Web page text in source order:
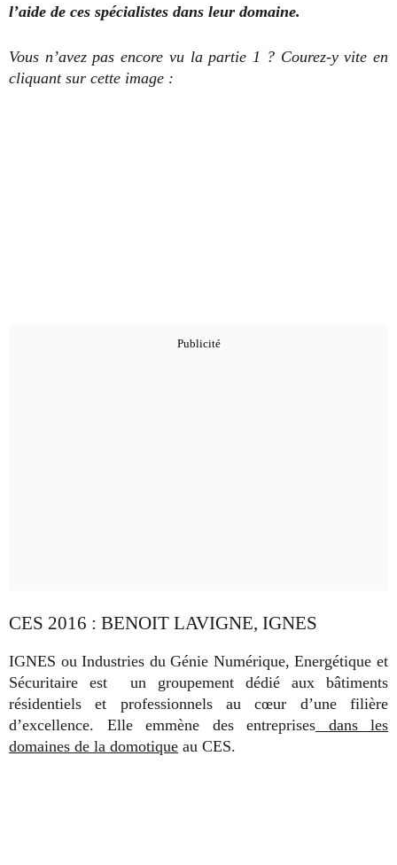
l’aide de ces spécialistes dans leur domaine.
Vous n’avez pas encore vu la partie 1 ? Courez-y vite en
cliquant sur cette image :
CES 2016 : BENOIT LAVIGNE, IGNES
IGNES ou Industries du Génie Numérique, Energétique et
Sécuritaire est un groupement dédié aux bâtiments
résidentiels et professionnels au cœur d’une filière
d’excellence. Elle emmène des entreprises dans les
domaines de la domotique au CES.